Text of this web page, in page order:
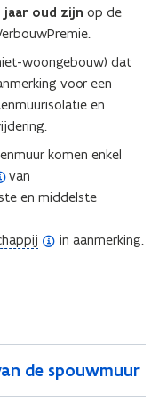
jaar oud zijn op de
woongebouw) dat
voor een
en
komen enkel
van
en middelste
in aanmerking.
de spouwmuur